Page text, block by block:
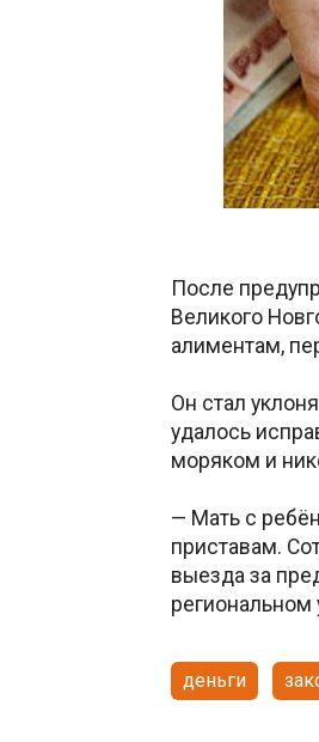
После
Великого
алиментам,
Он стал
удалось
моряком и
— Мать с
приставам.
выезда за
деньги